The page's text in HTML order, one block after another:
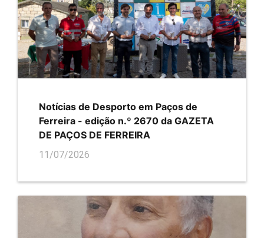
Notícias de Desporto em Paços de
Ferreira - edição n.º 2670 da GAZETA
DE PAÇOS DE FERREIRA
11/07/2026